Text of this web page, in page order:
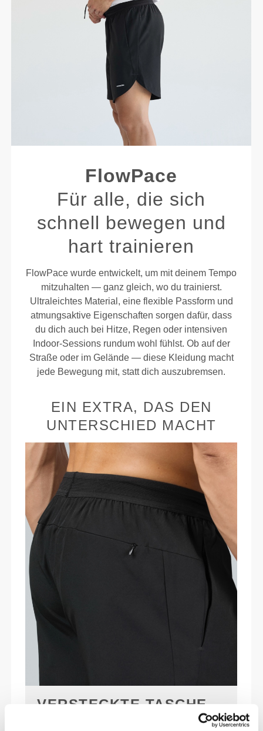
FlowPace
Für alle, die sich
schnell bewegen und
hart trainieren
FlowPace wurde entwickelt, um mit deinem Tempo
mitzuhalten — ganz gleich, wo du trainierst.
Ultraleichtes Material, eine flexible Passform und
atmungsaktive Eigenschaften sorgen dafür, dass
du dich auch bei Hitze, Regen oder intensiven
Indoor-Sessions rundum wohl fühlst. Ob auf der
Straße oder im Gelände — diese Kleidung macht
jede Bewegung mit, statt dich auszubremsen.
EIN EXTRA, DAS DEN
UNTERSCHIED MACHT
VERSTECKTE TASCHE
Unauffällige Reißverschlusstasche auf der